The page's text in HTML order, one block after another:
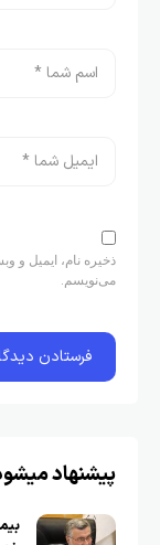
ذخیره نام، ایمیل و
می‌نویسم.
پیشنهاد